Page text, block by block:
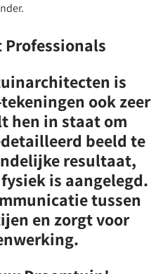
is
ook zeer
hen in staat om
beeld te
resultaat,
is aangelegd.
tussen
en zorgt voor